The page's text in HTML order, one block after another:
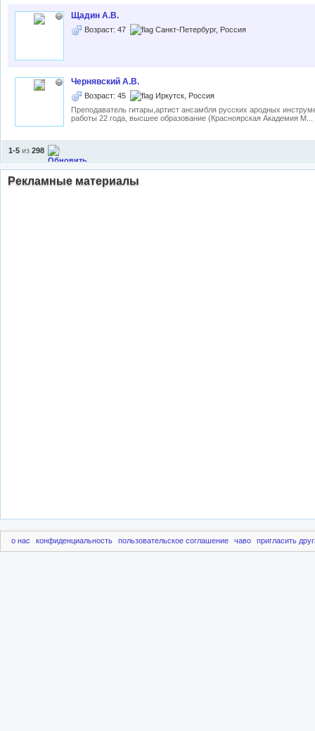
Щадин А.В.
Возраст: 47 Санкт-Петербург, Россия
Чернявский А.В.
Возраст: 45
Иркутск, Россия
Преподаватель гитары,артист ансамбля русских ародных
работы 22 года, высшее образование (Красноярская Академия М...
1-5 из 298
Рекламные материалы
о нас конфиденциальность пользовательское соглашение чаво пригласить